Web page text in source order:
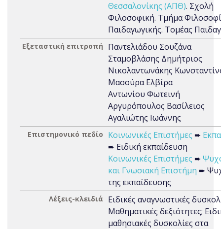
Θεσσαλονίκης (ΑΠΘ). Σχολή
Φιλοσοφική. Τμήμα
Παιδαγωγικής. Τομέας
Εξεταστική επιτροπή
Παντελιάδου Σουζάνα
Σταμοβλάσης Δημήτριος
Νικολαντωνάκης
Μασούρα Ελβίρα
Αντωνίου Φωτεινή
Αργυρόπουλος Βασίλειος
Αγαλιώτης Ιωάννης
Επιστημονικό πεδίο Κοινωνικές Επιστήμες ➨
➨ Ειδική εκπαίδευση
Κοινωνικές Επιστήμες ➨
και Γνωσιακή Επιστήμη ➨
της εκπαίδευσης
Λέξεις-κλειδιά
Ειδικές αναγνωστικές
Μαθηματικές δεξιότητες;
μαθησιακές δυσκολίες στα